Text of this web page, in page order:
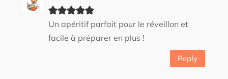
Un apéritif parfait pour le réveillon et
facile à préparer en plus !
Reply